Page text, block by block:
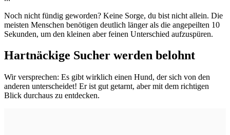
Noch nicht fündig geworden? Keine Sorge, du bist nicht allein. Die
meisten Menschen benötigen deutlich länger als die angepeilten 10
Sekunden, um den kleinen aber feinen Unterschied aufzuspüren.
Hartnäckige Sucher werden belohnt
Wir versprechen: Es gibt wirklich einen Hund, der sich von den
anderen unterscheidet! Er ist gut getarnt, aber mit dem richtigen
Blick durchaus zu entdecken.